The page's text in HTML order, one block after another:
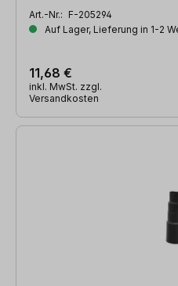
Art.-Nr.: F-205294
Auf Lager, Lieferung in 1-2
11,68 €
inkl. MwSt. zzgl.
Versandkosten